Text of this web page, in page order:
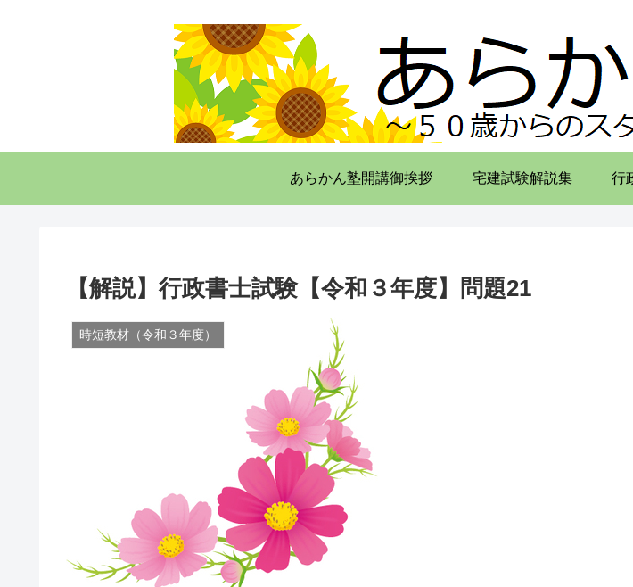
あらかん塾開講御挨拶 宅建試験解説集 行
【解説】行政書士試験【令和３年度】問題21
時短教材（令和３年度）